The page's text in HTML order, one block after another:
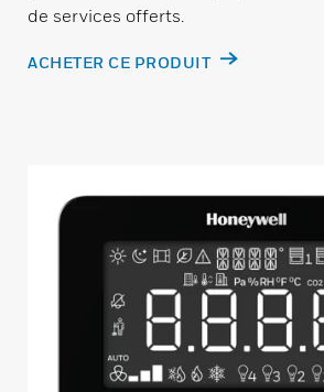
de services offerts.
ACHETER CE PRODUIT